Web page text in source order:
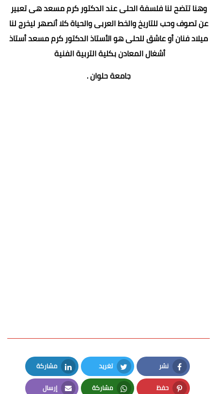
وهنا تتضح لنا فلسفة الحلى عند الدكتور كرم مسعد هى تعبير
عن تصوف وحب للتاريخ والخط العربى والحياة كلا أنصهر ليخرج لنا
ميلاد فنان أو عاشق للحلى هو الأستاذ الدكتور كرم مسعد أستاذ
أشغال المعادن بكلية التربية الفنية
جامعة حلوان .
نشر
Facebook
تغريد
Twitter
مشاركة
LinkedIn
حفظ مشاركة إرسال